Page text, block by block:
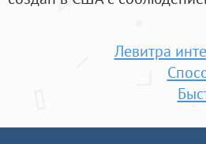
Левитра